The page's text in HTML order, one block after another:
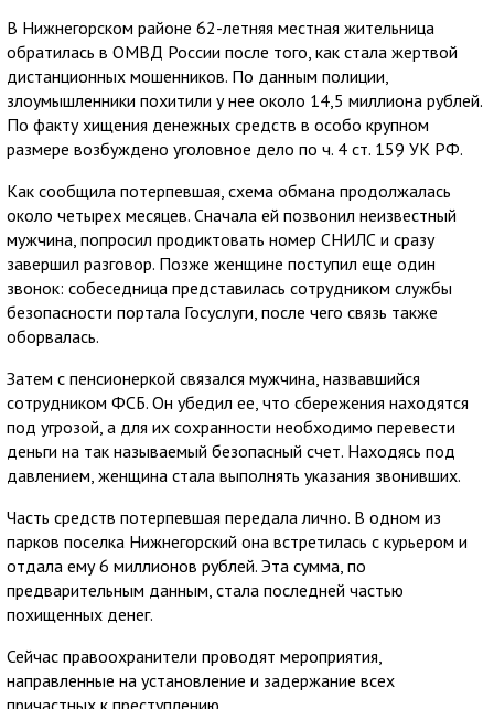
В Нижнегорском районе 62-летняя местная жительница
обратилась в ОМВД России после того, как стала жертвой
дистанционных мошенников. По данным полиции,
злоумышленники похитили у нее около 14,5 миллиона рублей.
По факту хищения денежных средств в особо крупном
размере возбуждено уголовное дело по ч. 4 ст. 159 УК РФ.
Как сообщила потерпевшая, схема обмана продолжалась
около четырех месяцев. Сначала ей позвонил неизвестный
мужчина, попросил продиктовать номер СНИЛС и сразу
завершил разговор. Позже женщине поступил еще один
звонок: собеседница представилась сотрудником службы
безопасности портала Госуслуги, после чего связь также
оборвалась.
Затем с пенсионеркой связался мужчина, назвавшийся
сотрудником ФСБ. Он убедил ее, что сбережения находятся
под угрозой, а для их сохранности необходимо перевести
деньги на так называемый безопасный счет. Находясь под
давлением, женщина стала выполнять указания звонивших.
Часть средств потерпевшая передала лично. В одном из
парков поселка Нижнегорский она встретилась с курьером и
отдала ему 6 миллионов рублей. Эта сумма, по
предварительным данным, стала последней частью
похищенных денег.
Сейчас правоохранители проводят мероприятия,
направленные на установление и задержание всех
причастных к преступлению.